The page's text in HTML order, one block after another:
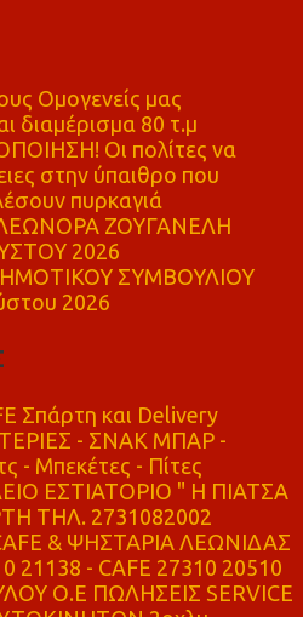
Ομογενείς μας
διαμέρισμα 80 τ.μ
Οι πολίτες να
στην ύπαιθρο που
πυρκαγιά
ΖΟΥΓΑΝΕΛΗ
2026
ΣΥΜΒΟΥΛΙΟΥ
2026
Σπάρτη και Delivery
- ΣΝΑΚ ΜΠΑΡ -
- Μπεκέτες - Πίτες
ΕΣΤΙΑΤΟΡΙΟ " Η ΠΙΑΤΣΑ
ΤΗΛ. 2731082002
& ΨΗΣΤΑΡΙΑ ΛΕΩΝΙΔΑΣ
- CAFE 27310 20510
Ο.Ε ΠΩΛΗΣΕΙΣ SERVICE